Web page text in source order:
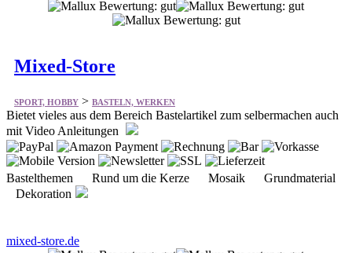
Mixed-Store
SPORT, HOBBY > BASTELN, WERKEN
Bietet vieles aus dem Bereich Bastelartikel zum selbermachen auch
mit Video Anleitungen
Bastelthemen Rund um die Kerze Mosaik Grundmaterial
Dekoration
mixed-store.de